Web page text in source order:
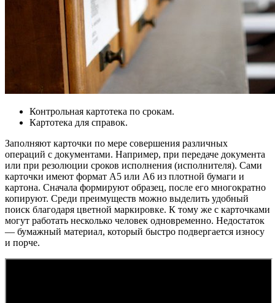
Контрольная картотека по срокам.
Картотека для справок.
Заполняют карточки по мере совершения различных
операций с документами. Например, при передаче документа
или при резолюции сроков исполнения (исполнителя). Сами
карточки имеют формат А5 или А6 из плотной бумаги и
картона. Сначала формируют образец, после его многократно
копируют. Среди преимуществ можно выделить удобный
поиск благодаря цветной маркировке. К тому же с карточками
могут работать несколько человек одновременно. Недостаток
— бумажный материал, который быстро подвергается износу
и порче.